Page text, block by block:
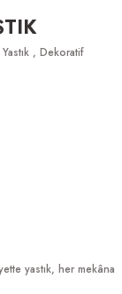
, Dekoratif
yastık, her mekâna